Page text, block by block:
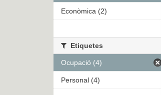
Econòmica (2)
Etiquetes
Ocupació (4)
Personal (4)